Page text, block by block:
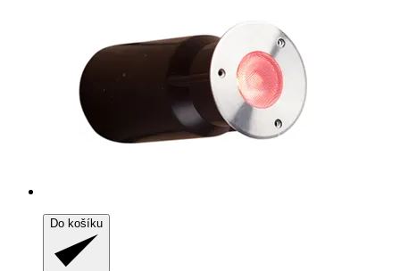
Do košíku